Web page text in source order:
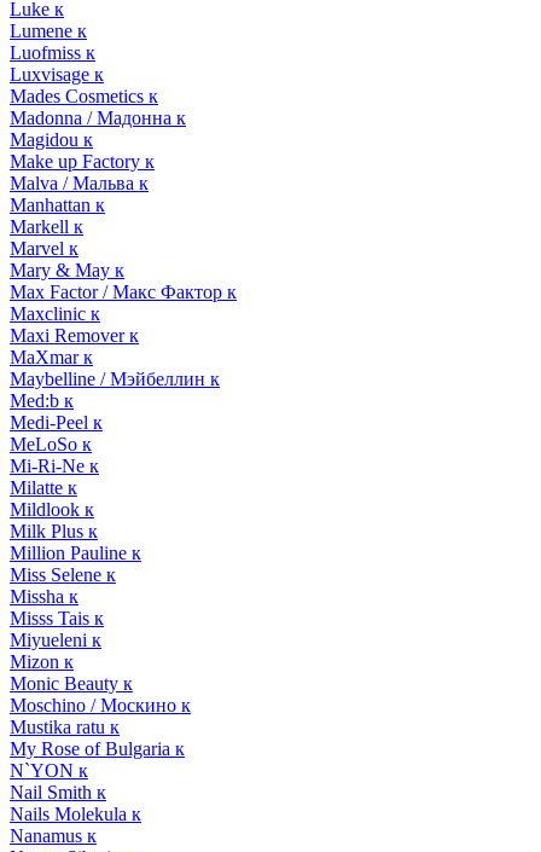
Luke к
Lumene к
Luofmiss к
Luxvisage к
Mades Cosmetics к
Madonna / Мадонна к
Magidou к
Make up Factory к
Malva / Мальва к
Manhattan к
Markell к
Marvel к
Mary & May к
Max Factor / Макс Фактор к
Maxclinic к
Maxi Remover к
MaXmar к
Maybelline / Мэйбеллин к
Med:b к
Medi-Peel к
MeLoSo к
Mi-Ri-Ne к
Milatte к
Mildlook к
Milk Plus к
Million Pauline к
Miss Selene к
Missha к
Misss Tais к
Miyueleni к
Mizon к
Monic Beauty к
Moschino / Москино к
Mustika ratu к
My Rose of Bulgaria к
N`YON к
Nail Smith к
Nails Molekula к
Nanamus к